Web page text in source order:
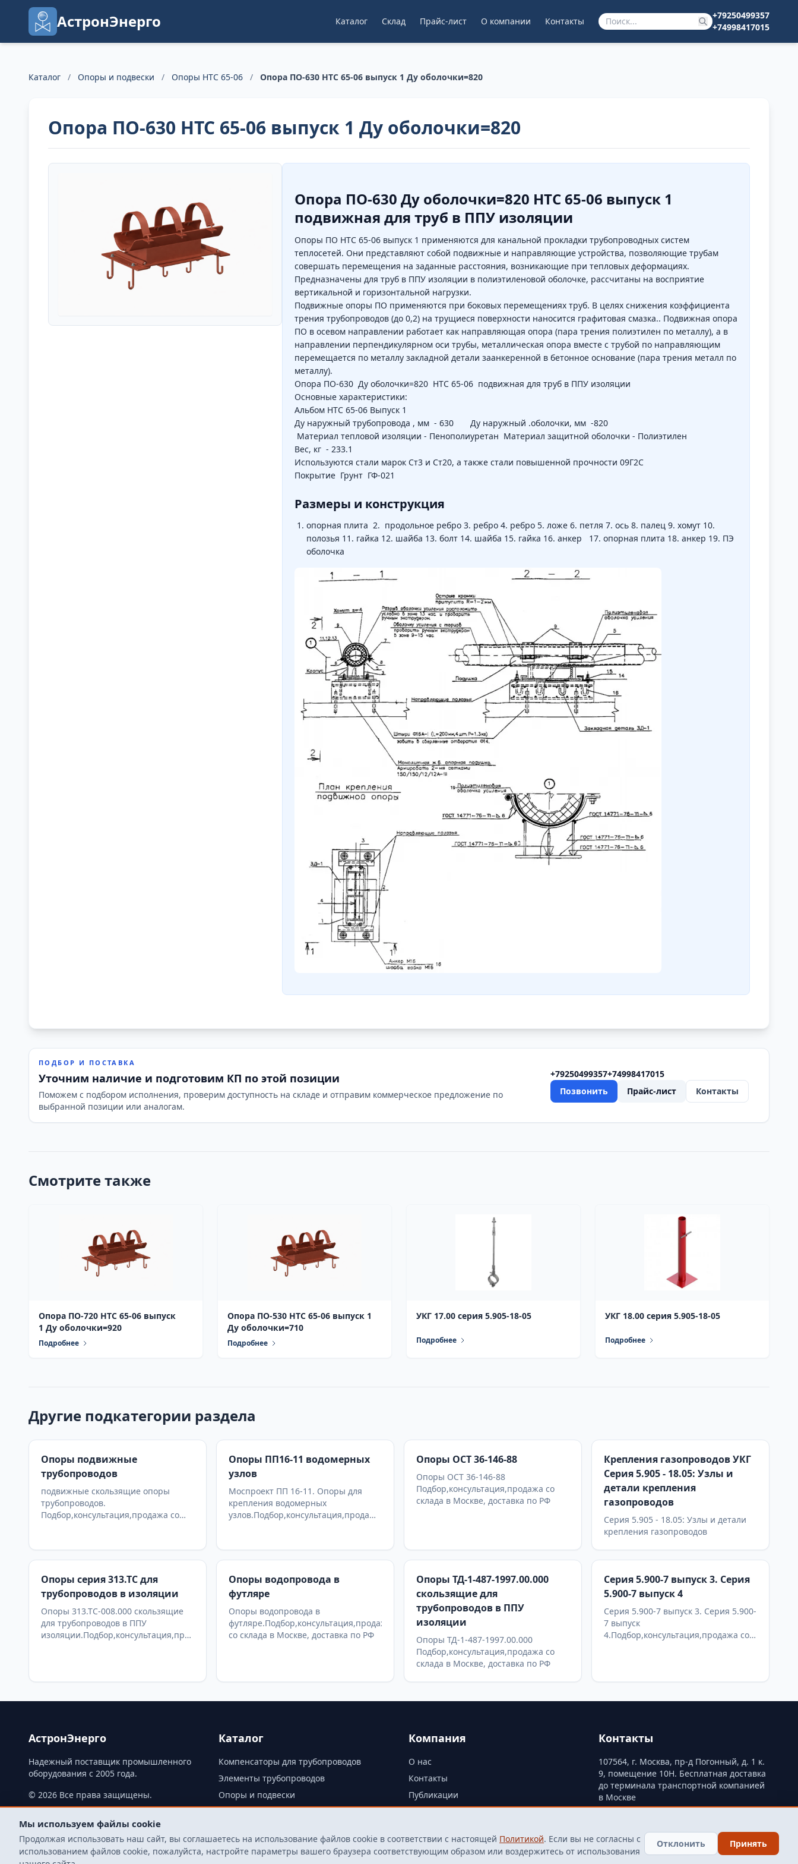
АстронЭнерго Каталог Склад Прайс-лист О компании Контакты
+79250499357
+74998417015
Каталог / Опоры и подвески / Опоры НТС 65-06 / Опора ПО-630 НТС 65-06 выпуск 1 Ду оболочки=820
Опора ПО-630 НТС 65-06 выпуск 1 Ду оболочки=820
Опора ПО-630 Ду оболочки=820 НТС 65-06 выпуск 1
подвижная для труб в ППУ изоляции
Опоры ПО НТС 65-06 выпуск 1 применяются для канальной прокладки трубопроводных систем
теплосетей. Они представляют собой подвижные и направляющие устройства, позволяющие трубам
совершать перемещения на заданные расстояния, возникающие при тепловых деформациях.
Предназначены для труб в ППУ изоляции в полиэтиленовой оболочке, рассчитаны на восприятие
вертикальной и горизонтальной нагрузки.
Подвижные опоры ПО применяются при боковых перемещениях труб. В целях снижения коэффициента
трения трубопроводов (до 0,2) на трущиеся поверхности наносится графитовая смазка.. Подвижная опора
ПО в осевом направлении работает как направляющая опора (пара трения полиэтилен по металлу), а в
направлении перпендикулярном оси трубы, металлическая опора вместе с трубой по направляющим
перемещается по металлу закладной детали заанкеренной в бетонное основание (пара трения металл по
металлу).
Опора ПО-630 Ду оболочки=820 НТС 65-06 подвижная для труб в ППУ изоляции
Основные характеристики:
Альбом НТС 65-06 Выпуск 1
Ду наружный трубопровода , мм - 630 Ду наружный .оболочки, мм -820
Материал тепловой изоляции - Пенополиуретан Материал защитной оболочки - Полиэтилен
Вес, кг - 233.1
Используются стали марок Ст3 и Ст20, а также стали повышенной прочности 09Г2С
Покрытие Грунт ГФ-021
Размеры и конструкция
опорная плита 2. продольное ребро 3. ребро 4. ребро 5. ложе 6. петля 7. ось 8. палец 9. хомут 10.
полозья 11. гайка 12. шайба 13. болт 14. шайба 15. гайка 16. анкер 17. опорная плита 18. анкер 19. ПЭ
оболочка
ПОДБОР И ПОСТАВКА
Уточним наличие и подготовим КП по этой позиции
Поможем с подбором исполнения, проверим доступность на складе и отправим коммерческое предложение по
выбранной позиции или аналогам.
+79250499357+74998417015
Позвонить
Прайс-лист Контакты
Смотрите также
Опора ПО-720 НТС 65-06 выпуск
1 Ду оболочки=920
Подробнее
Опора ПО-530 НТС 65-06 выпуск 1
Ду оболочки=710
Подробнее
УКГ 17.00 серия 5.905-18-05
Подробнее
УКГ 18.00 серия 5.905-18-05
Подробнее
Другие подкатегории раздела
Опоры подвижные
трубопроводов
подвижные скользящие опоры
трубопроводов.
Подбор,консультация,продажа со
Опоры ПП16-11 водомерных
узлов
Моспроект ПП 16-11. Опоры для
крепления водомерных
узлов.Подбор,консультация,продажа
Опоры ОСТ 36-146-88
Опоры ОСТ 36-146-88
Подбор,консультация,продажа со
склада в Москве, доставка по РФ
Крепления газопроводов УКГ
Серия 5.905 - 18.05: Узлы и
детали крепления
газопроводов
Серия 5.905 - 18.05: Узлы и детали
крепления газопроводов
Опоры серия 313.ТС для
трубопроводов в изоляции
Опоры 313.ТС-008.000 скользящие
для трубопроводов в ППУ
изоляции.Подбор,консультация,продажа
Опоры водопровода в
футляре
Опоры водопровода в
футляре.Подбор,консультация,продажа
со склада в Москве, доставка по РФ
Опоры ТД-1-487-1997.00.000
скользящие для
трубопроводов в ППУ
изоляции
Опоры ТД-1-487-1997.00.000
Подбор,консультация,продажа со
склада в Москве, доставка по РФ
Серия 5.900-7 выпуск 3. Серия
5.900-7 выпуск 4
Серия 5.900-7 выпуск 3. Серия 5.900-
7 выпуск
4.Подбор,консультация,продажа со
АстронЭнерго
Надежный поставщик промышленного
оборудования с 2005 года.
© 2026 Все права защищены.
Каталог
Компенсаторы для трубопроводов
Элементы трубопроводов
Опоры и подвески
Склад
Компания
О нас
Контакты
Публикации
Политика конфиденциальности
Согласие на обработку ПДн
Контакты
107564, г. Москва, пр-д Погонный, д. 1 к.
9, помещение 10Н. Бесплатная доставка
до терминала транспортной компанией
в Москве
finarm98@mail.ru
Мы используем файлы cookie
Продолжая использовать наш сайт, вы соглашаетесь на использование файлов cookie в соответствии с настоящей Политикой. Если вы не согласны с
использованием файлов cookie, пожалуйста, настройте параметры вашего браузера соответствующим образом или воздержитесь от использования
Отклонить Принять